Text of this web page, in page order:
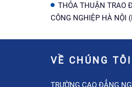
THỎA THUẬN TRAO
CÔNG NGHIỆP HÀ NỘI
VỀ CHÚNG TÔI
TRƯỜNG CAO ĐẲNG